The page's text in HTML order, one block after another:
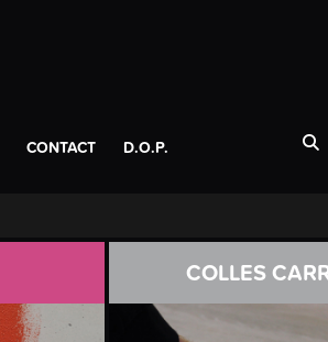
CONTACT D.O.P.
COLLES